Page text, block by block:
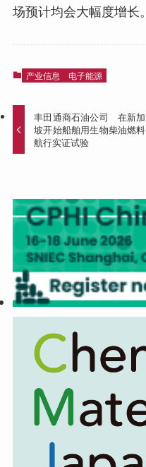
场预计均会大幅度增长。
产业信息 电子能源
丰田通商石油公司 在新加
坡开始船舶用生物柴油燃料
航行实证试验